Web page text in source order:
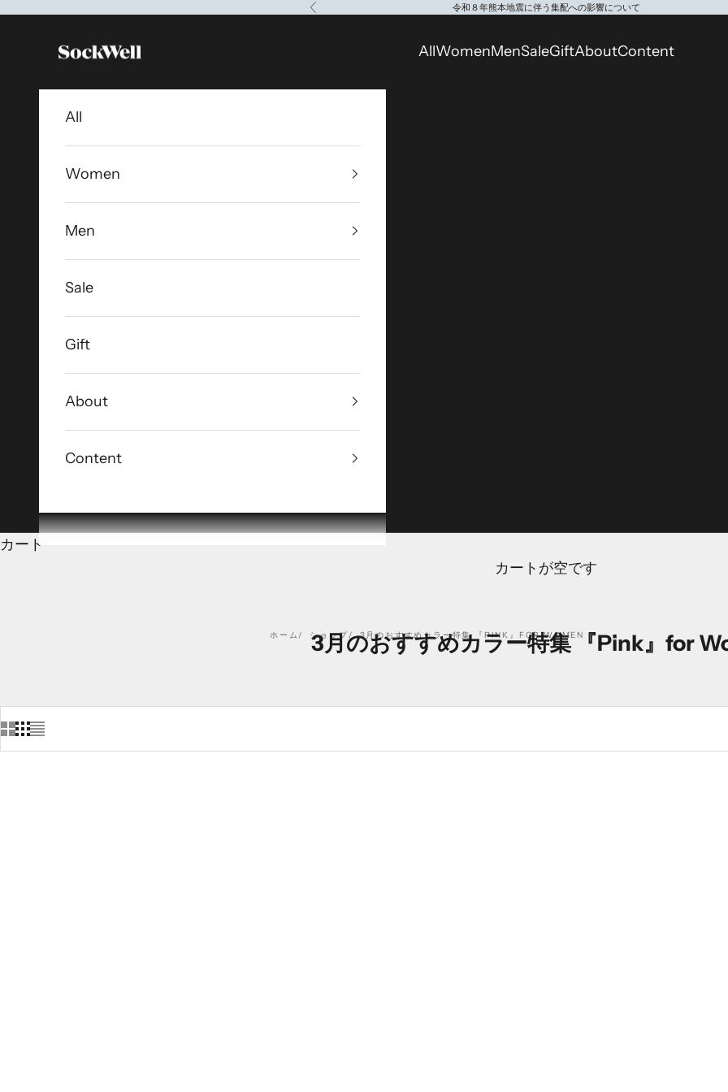
コンテンツへスキップ 前へ 令和８年熊本地震に伴う集配への影響について
Sockwell Japan AllWomenMenSaleGiftAboutContent
All
Women
Men
Sale
Gift
About
Content
カート
カートが空です
ホーム ショップ 3月のおすすめカラー特集 『PINK』FOR WOMEN
3月のおすすめカラー特集 『Pink』for